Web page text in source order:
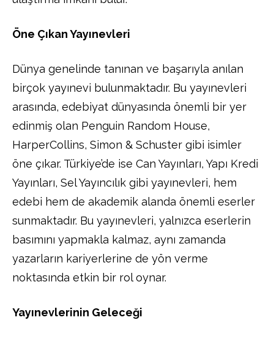
Öne Çıkan Yayınevleri
Dünya genelinde tanınan ve başarıyla anılan
birçok yayınevi bulunmaktadır. Bu yayınevleri
arasında, edebiyat dünyasında önemli bir yer
edinmiş olan Penguin Random House,
HarperCollins, Simon & Schuster gibi isimler
öne çıkar. Türkiye’de ise Can Yayınları, Yapı Kredi
Yayınları, Sel Yayıncılık gibi yayınevleri, hem
edebi hem de akademik alanda önemli eserler
sunmaktadır. Bu yayınevleri, yalnızca eserlerin
basımını yapmakla kalmaz, aynı zamanda
yazarların kariyerlerine de yön verme
noktasında etkin bir rol oynar.
Yayınevlerinin Geleceği